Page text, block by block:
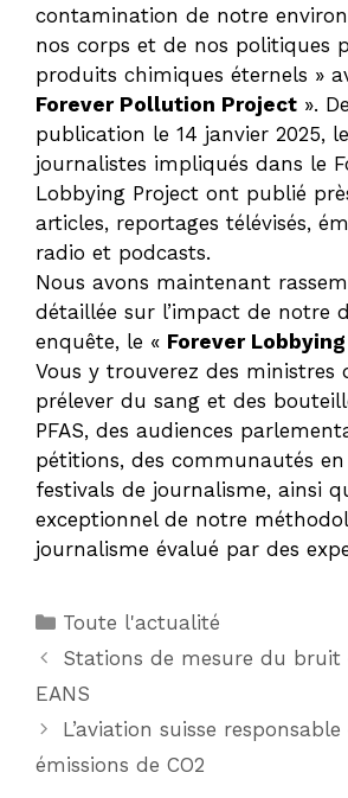
contamination de notre
nos corps et de nos politiques
produits chimiques éternels »
Forever Pollution Project ».
publication le 14 janvier 2025,
journalistes impliqués dans le
Lobbying Project ont publié
articles, reportages télévisés,
radio et podcasts.
Nous avons maintenant
détaillée sur l’impact de notre
enquête, le « Forever
Vous y trouverez des ministres
prélever du sang et des
PFAS, des audiences
pétitions, des communautés
festivals de journalisme, ainsi
exceptionnel de notre
journalisme évalué par des
Catégories
Toute l'actualité
Stations de mesure du bruit
EANS
L’aviation suisse
émissions de CO2